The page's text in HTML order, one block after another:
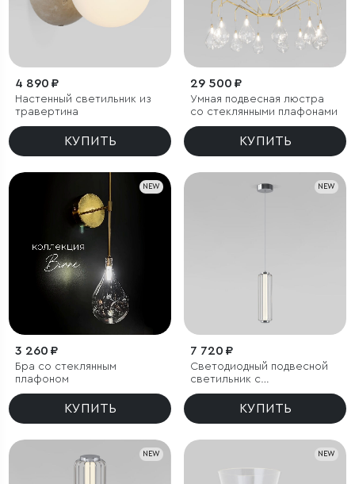
4 890 ₽
Настенный светильник из
травертина
КУПИТЬ
29 500 ₽
Умная подвесная люстра
со стеклянными плафонами
КУПИТЬ
NEW
3 260 ₽
Бра со стеклянным
плафоном
КУПИТЬ
NEW
7 720 ₽
Светодиодный подвесной
светильник с
регулировкой высоты
КУПИТЬ
NEW NEW